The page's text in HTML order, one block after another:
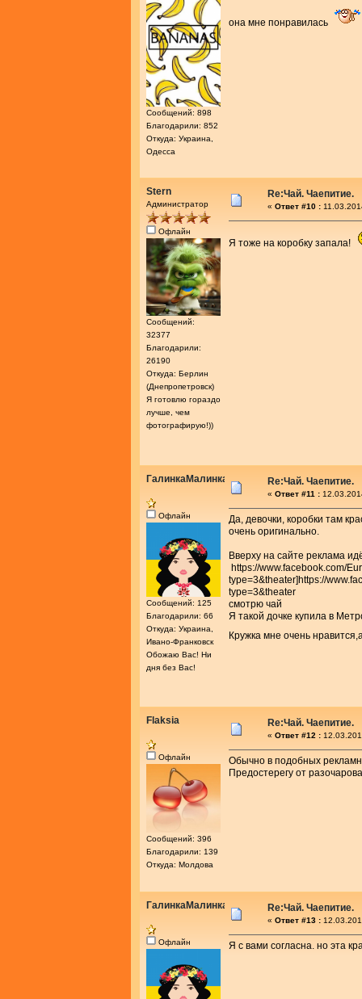
Сообщений: 898
Благодарили: 852
Откуда: Украина,
Одесса
она мне понравилась
Stern
Администратор
Офлайн
Сообщений:
32377
Благодарили:
26190
Откуда: Берлин
(Днепропетровск)
Я готовлю гораздо
лучше, чем
фотографирую!))
Re:Чай. Чаепитие.
« Ответ #10 :
Я тоже на коробку запала!
ГалинкаМалинка
Офлайн
Сообщений: 125
Благодарили: 66
Откуда: Украина,
Ивано-Франковск
Обожаю Вас! Ни
дня без Вас!
Re:Чай. Чаепитие.
« Ответ #11 :
Да, девочки, коробки там
очень оригинально.
Вверху на сайте реклама
https://www.facebook.com/
type=3&theater]https://
type=3&theater
смотрю чай
Я такой дочке купила в
Кружка мне очень
Flaksia
Офлайн
Сообщений: 396
Благодарили: 139
Откуда: Молдова
Re:Чай. Чаепитие.
« Ответ #12 :
Обычно в подобных
Предостерегу от
ГалинкаМалинка
Офлайн
Re:Чай. Чаепитие.
« Ответ #13 :
Я с вами согласна. но эта